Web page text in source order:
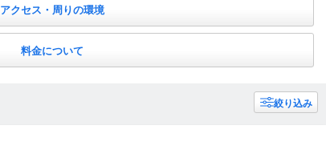
アクセス・周りの環境
料金について
絞り込み